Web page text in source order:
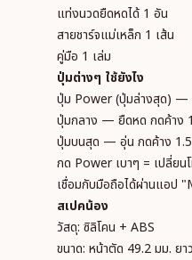
แท่งนวดยืดหดได้ 1 อัน
สายชาร์จแม่เหล็ก 1 เส้น
คู่มือ 1 เล่ม
ปุ่มต่างๆ ใช้ยังไง
ปุ่ม Power (ปุ่มล่างสุด) — เ
ปุ่มกลาง — ยืดหด กดค้าง
ปุ่มบนสุด — อุ่น กดค้าง
กด Power เบาๆ = เปลี่ยน
เชื่อมกับมือถือได้ผ่านแอป
สเปคน้อง
วัสดุ: ซิลิโคน + ABS
ขนาด: หน้าตัด 49.2 มม. ย